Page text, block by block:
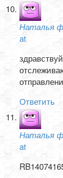
Наталья
at
Ответить
Наталья
at